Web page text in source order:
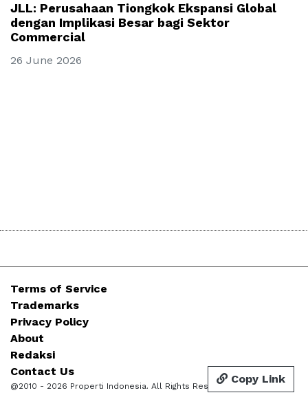
JLL: Perusahaan Tiongkok Ekspansi Global
dengan Implikasi Besar bagi Sektor
Commercial
26 June 2026
Terms of Service
Trademarks
Privacy Policy
About
Redaksi
Contact Us
@2010 - 2026 Properti Indonesia. All Rights Reserved
Copy Link